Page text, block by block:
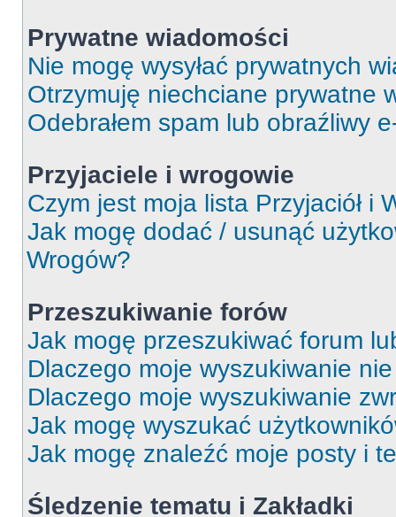
Prywatne wiadomości
Nie mogę wysyłać prywatnych
Otrzymuję niechciane prywatne
Odebrałem spam lub obraźliwy
Przyjaciele i wrogowie
Czym jest moja lista Przyjaciół i
Jak mogę dodać / usunąć
Wrogów?
Przeszukiwanie forów
Jak mogę przeszukiwać forum
Dlaczego moje wyszukiwanie
Dlaczego moje wyszukiwanie
Jak mogę wyszukać
Jak mogę znaleźć moje posty i
Śledzenie tematu i Zakładki